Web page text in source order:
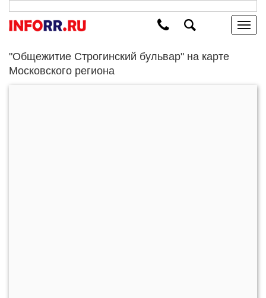
"Общежитие Строгинский бульвар" на карте
Московского региона